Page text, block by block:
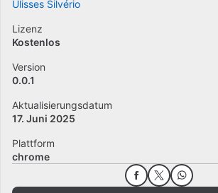
Ulisses Silvério
Lizenz
Kostenlos
Version
0.0.1
Aktualisierungsdatum
17. Juni 2025
Plattform
chrome